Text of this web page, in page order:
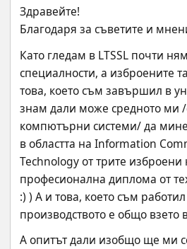
Здравейте!
Благодаря за съветите и
Като гледам в LTSSL почти
специалности, а изброените
това, което съм завършил в
знам дали може средното ми
компютърни системи/ да
в областта на Information
Technology от трите изброени
професионална диплома от
:) ) А и това, което съм
производството е общо взето
А опитът дали изобщо ще ми